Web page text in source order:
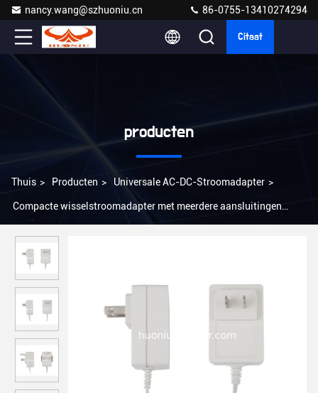
nancy.wang@szhuoniu.cn 86-0755-13410274294
Citaat
producten
Thuis > Producten > Universale AC-DC-Stroomadapter >
Compacte wisselstroomadapter met meerdere aansluitingen